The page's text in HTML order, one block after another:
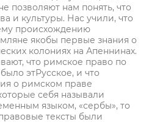
позволяют нам понять, что
и культуры. Нас учили, что
происхождению
якобы первые знания о
колониях на Апеннинах.
что римское право по
этРусское, и что
о римском праве
себя называли
языком, «сербы», то
тексты были